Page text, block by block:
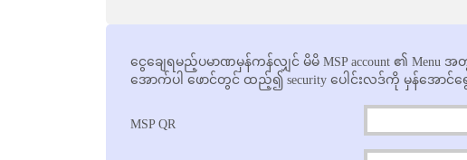
ငွေချေရမည့်ပမာဏမှန်ကန်လျှင် မိမိ MSP account ၏ Menu
အောက်ပါ ဖောင်တွင် ထည့်၍ security ပေါင်းလဒ်ကို မှန်အောင်ရွေးခ
MSP QR